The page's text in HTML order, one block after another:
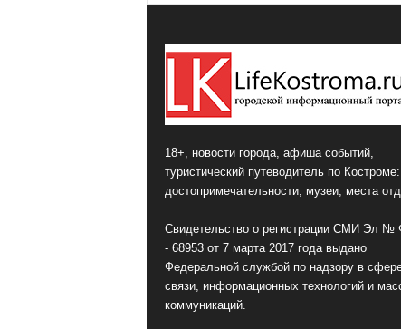
18+, новости города, афиша событий,
туристический путеводитель по Костроме:
достопримечательности, музеи, места
Свидетельство о регистрации СМИ Эл №
- 68953 от 7 марта 2017 года выдано
Федеральной службой по надзору в
связи, информационных технологий и
коммуникаций.